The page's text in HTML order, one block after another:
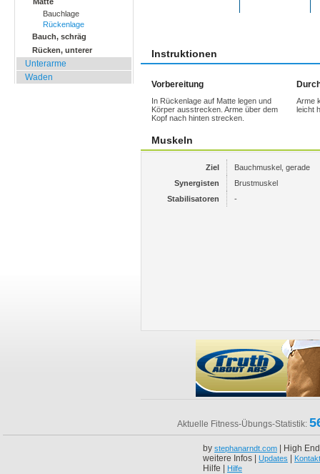
Bauchlage
Rückenlage
Bauch, schräg
Rücken, unterer
Unterarme
Waden
Instruktionen
Vorbereitung
In Rückenlage auf Matte legen und
Körper ausstrecken. Arme über dem
Kopf nach hinten strecken.
Arme
leicht
Muskeln
Ziel
Bauchmuskel, gerade
Synergisten
Brustmuskel
Stabilisatoren
-
Aktuelle Fitness-Übungs-Statistik:
by stephanarndt.com | High
weitere Infos | Updates Kontakt
Hilfe | Hilfe